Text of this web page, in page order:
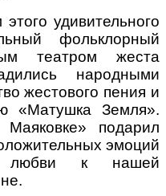
удивительного
фольклорный
театром жеста
народными
жестового пения и
«Матушка Земля».
подарил
эмоций
любви к нашей